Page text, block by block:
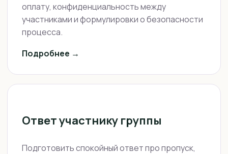
оплату, конфиденциальность между
участниками и формулировки о безопасности
процесса.
Подробнее →
Ответ участнику группы
Подготовить спокойный ответ про пропуск,